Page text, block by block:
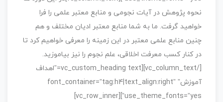
نحوه پژوهش در آیات نجومی و منابع معتبر علمی را فرا
خواهید گرفت. ما به شما منابع معتبر ادیان مختلف و هم
چنین منابع علمی معتبر در این زمینه را معرفی خواهیم کرد تا
در کنار کسب معرفت اخلاقی، علم نجوم را نیز بیاموزید.
[/vc_column_text][vc_custom_heading text=”اهداف
آموزش” font_container=”tag:h4|text_align:right”
use_theme_fonts=”yes”][vc_row_inner]